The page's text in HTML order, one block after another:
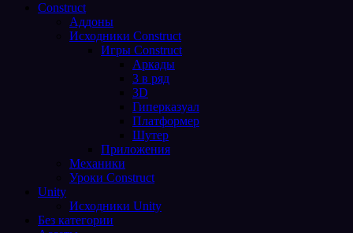
Construct
Аддоны
Исходники Construct
Игры Construct
Аркады
3 в ряд
3D
Гиперказуал
Платформер
Шутер
Приложения
Механики
Уроки Construct
Unity
Исходники Unity
Без категории